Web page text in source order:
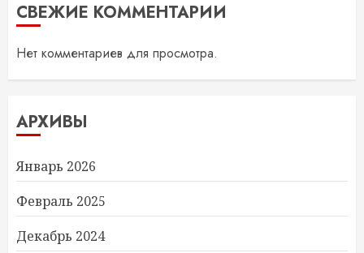
СВЕЖИЕ КОММЕНТАРИИ
Нет комментариев для просмотра.
АРХИВЫ
Январь 2026
Февраль 2025
Декабрь 2024